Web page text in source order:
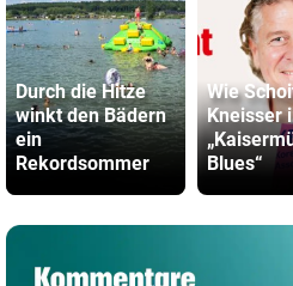
Durch die Hitze
winkt den Bädern
ein
Rekordsommer
Wie
Kneisser
Blues“